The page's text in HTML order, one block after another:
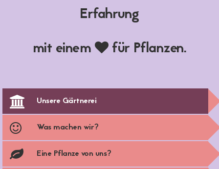
Erfahrung
mit einem
für Pflanzen.
Unsere Gärtnerei
Was machen wir?
Eine Pflanze von uns?